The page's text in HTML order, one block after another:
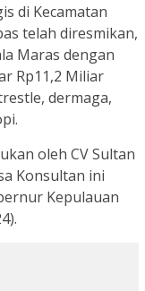
di Kecamatan
telah diresmikan,
Maras dengan
Rp11,2 Miliar
dermaga,
oleh CV Sultan
Konsultan ini
Kepulauan